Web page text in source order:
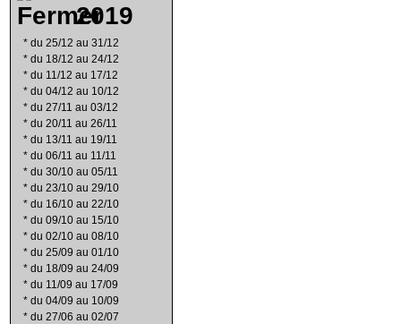
2019
* du 25/12 au 31/12
* du 18/12 au 24/12
* du 11/12 au 17/12
* du 04/12 au 10/12
* du 27/11 au 03/12
* du 20/11 au 26/11
* du 13/11 au 19/11
* du 06/11 au 11/11
* du 30/10 au 05/11
* du 23/10 au 29/10
* du 16/10 au 22/10
* du 09/10 au 15/10
* du 02/10 au 08/10
* du 25/09 au 01/10
* du 18/09 au 24/09
* du 11/09 au 17/09
* du 04/09 au 10/09
* du 27/06 au 02/07